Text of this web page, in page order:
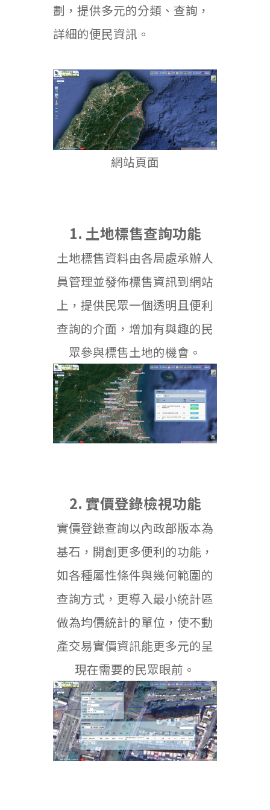
劃，提供多元的分類、查詢，
詳細的便民資訊。
網站頁面
1. 土地標售查詢功能
土地標售資料由各局處承辦人
員管理並發佈標售資訊到網站
上，提供民眾一個透明且便利
查詢的介面，增加有與趣的民
眾參與標售土地的機會。
2. 實價登錄檢視功能
實價登錄查詢以內政部版本為
基石，開創更多便利的功能，
如各種屬性條件與幾何範圍的
查詢方式，更導入最小統計區
做為均價統計的單位，使不動
產交易實價資訊能更多元的呈
現在需要的民眾眼前。